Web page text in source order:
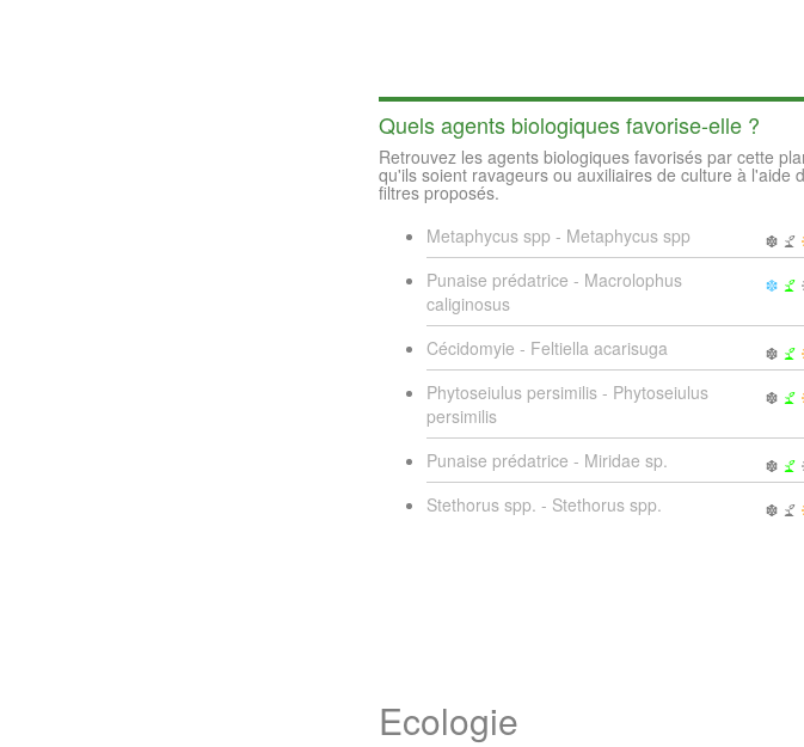
Quels agents biologiques favorise-elle ?
Retrouvez les agents biologiques favorisés par cette
qu'ils soient ravageurs ou auxiliaires de culture à l'aide
filtres proposés.
Metaphycus spp - Metaphycus spp
Punaise prédatrice - Macrolophus
caliginosus
Cécidomyie - Feltiella acarisuga
Phytoseiulus persimilis - Phytoseiulus
persimilis
Punaise prédatrice - Miridae sp.
Stethorus spp. - Stethorus spp.
Ecologie